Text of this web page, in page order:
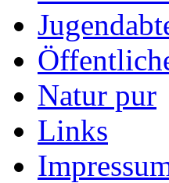
Natur pur
Links